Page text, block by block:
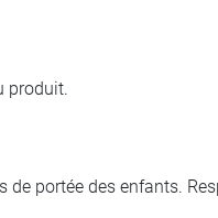
produit.
portée des enfants.